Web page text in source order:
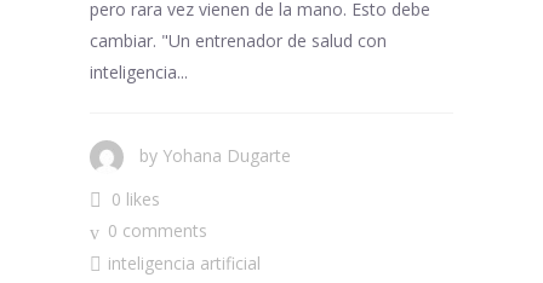
pero rara vez vienen de la mano. Esto debe
cambiar. "Un entrenador de salud con
inteligencia...
by Yohana Dugarte
0 likes
0 comments
inteligencia artificial